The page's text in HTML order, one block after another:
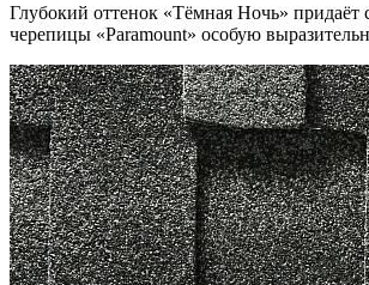
Глубокий оттенок «Тёмная Ночь» придаёт
черепицы «Paramount» особую